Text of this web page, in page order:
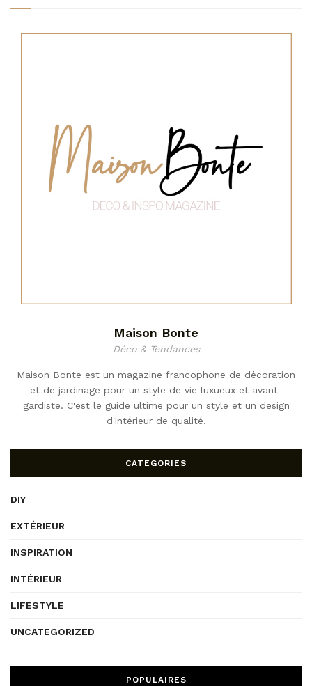
Maison Bonte
Déco & Tendances
Maison Bonte est un magazine francophone de décoration
et de jardinage pour un style de vie luxueux et avant-
gardiste. C'est le guide ultime pour un style et un design
d'intérieur de qualité.
CATEGORIES
DIY
EXTÉRIEUR
INSPIRATION
INTÉRIEUR
LIFESTYLE
UNCATEGORIZED
POPULAIRES